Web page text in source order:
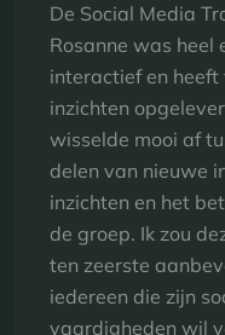
De Social Media
Rosanne was heel
interactief en heeft
inzichten
wisselde mooi af
delen van nieuwe
inzichten en het
de groep. Ik zou
ten zeerste
iedereen die zijn
vaardigheden wil